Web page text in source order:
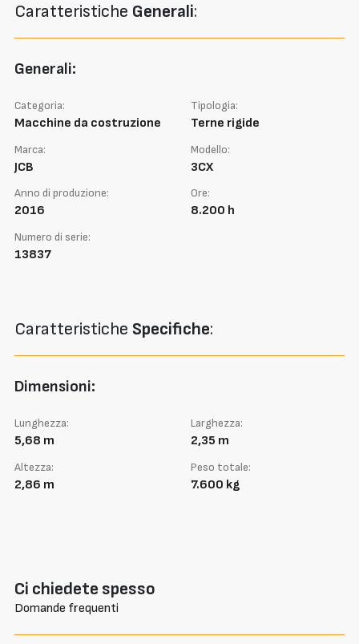
Caratteristiche Generali:
Generali:
Categoria:
Macchine da costruzione
Tipologia:
Terne rigide
Marca:
JCB
Modello:
3CX
Anno di produzione:
2016
Ore:
8.200 h
Numero di serie:
13837
Caratteristiche Specifiche:
Dimensioni:
Lunghezza:
5,68 m
Larghezza:
2,35 m
Altezza:
2,86 m
Peso totale:
7.600 kg
Ci chiedete spesso
Domande frequenti